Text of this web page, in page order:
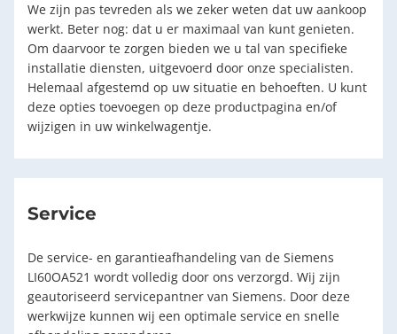
We zijn pas tevreden als we zeker weten dat uw aankoop
werkt. Beter nog: dat u er maximaal van kunt genieten.
Om daarvoor te zorgen bieden we u tal van specifieke
installatie diensten, uitgevoerd door onze specialisten.
Helemaal afgestemd op uw situatie en behoeften. U kunt
deze opties toevoegen op deze productpagina en/of
wijzigen in uw winkelwagentje.
Service
De service- en garantieafhandeling van de Siemens
LI60OA521 wordt volledig door ons verzorgd. Wij zijn
geautoriseerd servicepantner van Siemens. Door deze
werkwijze kunnen wij een optimale service en snelle